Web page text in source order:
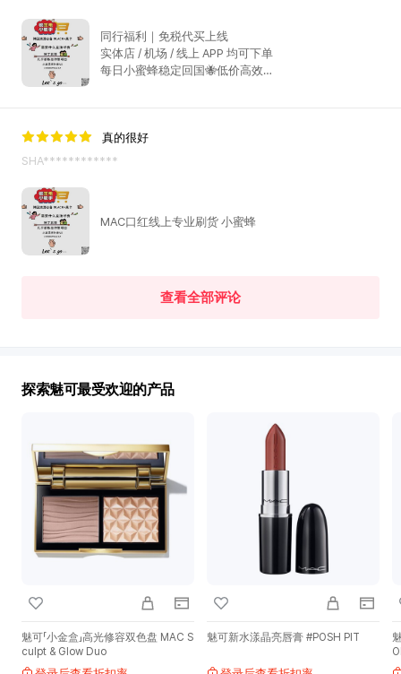
同行福利｜免税代买上线
实体店 / 机场 / 线上 APP 均可下单
每日小蜜蜂稳定回国🐝低价高效
真的很好
SHA************
MAC口红线上专业刷货 小蜜蜂
查看全部评论
韩
店
探索魅可最受欢迎的产品
魅可「小金盒」高光修容双色盘 MAC S
culpt & Glow Duo
魅可新水漾晶亮唇膏 #POSH PIT